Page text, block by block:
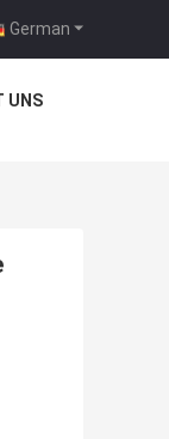
German
UNS